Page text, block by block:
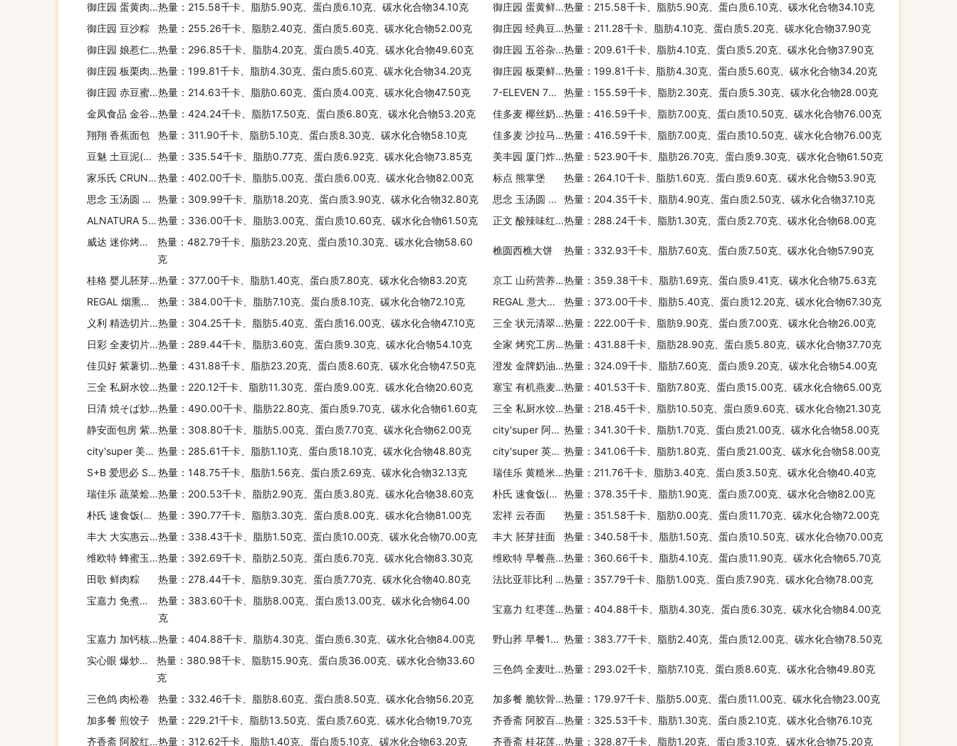
御庄园 蛋黄肉粽热量：215.58千卡、脂肪5.90克、蛋白质6.10克、碳水化合物34.10克 御庄园 蛋黄鲜肉粽热量：215.58千卡、脂肪5.90克、蛋白质6.10克、碳水化合物34.10克
御庄园 豆沙粽
热量：255.26千卡、脂肪2.40克、蛋白质5.60克、碳水化合物52.00克 御庄园 经典豆沙粽热量：211.28千卡、脂肪4.10克、蛋白质5.20克、碳水化合物37.90克
御庄园 娘惹仁芭花生芝麻粽热量：296.85千卡、脂肪4.20克、蛋白质5.40克、碳水化合物49.60克 御庄园 五谷杂粮粽热量：209.61千卡、脂肪4.10克、蛋白质5.20克、碳水化合物37.90克
御庄园 板栗肉粽热量：199.81千卡、脂肪4.30克、蛋白质5.60克、碳水化合物34.20克 御庄园 板栗鲜肉粽热量：199.81千卡、脂肪4.30克、蛋白质5.60克、碳水化合物34.20克
御庄园 赤豆蜜枣粽热量：214.63千卡、脂肪0.60克、蛋白质4.00克、碳水化合物47.50克 7-ELEVEN 7—11 专供全麦面包
热量：155.59千卡、脂肪2.30克、蛋白质5.30克、碳水化合物28.00克
金凤食品 金谷亭 丹麦红豆面包热量：424.24千卡、脂肪17.50克、蛋白质6.80克、碳水化合物53.20克 佳多麦 椰丝奶香包热量：416.59千卡、脂肪7.00克、蛋白质10.50克、碳水化合物76.00克
翔翔 香蕉面包
热量：311.90千卡、脂肪5.10克、蛋白质8.30克、碳水化合物58.10克 佳多麦 沙拉马苏面包热量：416.59千卡、脂肪7.00克、蛋白质10.50克、碳水化合物76.00克
豆魅 土豆泥(爱莎红豆) 热量：335.54千卡、脂肪0.77克、蛋白质6.92克、碳水化合物73.85克 美丰园 厦门炸面线热量：523.90千卡、脂肪26.70克、蛋白质9.30克、碳水化合物61.50克
家乐氏 CRUNCHYNUTFLAKES热量：402.00千卡、脂肪5.00克、蛋白质6.00克、碳水化合物82.00克 标点 熊掌堡
热量：264.10千卡、脂肪1.60克、蛋白质9.60克、碳水化合物53.90克
思念 玉汤圆 经典系列(白玉黑芝麻)
热量：309.99千卡、脂肪18.20克、蛋白质3.90克、碳水化合物32.80克 思念 玉汤圆 水果系列(美玉甜橙)
热量：204.35千卡、脂肪4.90克、蛋白质2.50克、碳水化合物37.10克
ALNATURA 5种谷物麦片热量：336.00千卡、脂肪3.00克、蛋白质10.60克、碳水化合物61.50克 正文 酸辣味红薯粉丝热量：288.24千卡、脂肪1.30克、蛋白质2.70克、碳水化合物68.00克
威达 迷你烤鸡味面包干
热量：482.79千卡、脂肪23.20克、蛋白质10.30克、碳水化合物58.60
克
樵圆西樵大饼 热量：332.93千卡、脂肪7.60克、蛋白质7.50克、碳水化合物57.90克
桂格 婴儿胚芽米粉热量：377.00千卡、脂肪1.40克、蛋白质7.80克、碳水化合物83.20克 京工 山药营养餐热量：359.38千卡、脂肪1.69克、蛋白质9.41克、碳水化合物75.63克
REGAL 烟熏三文鱼烩饭
热量：384.00千卡、脂肪7.10克、蛋白质8.10克、碳水化合物72.10克 REGAL 意大利虾仁螺旋面
热量：373.00千卡、脂肪5.40克、蛋白质12.20克、碳水化合物67.30克
义利 精选切片面包(黑糖红枣)热量：304.25千卡、脂肪5.40克、蛋白质16.00克、碳水化合物47.10克 三全 状元清翠荠菜猪肉水饺热量：222.00千卡、脂肪9.90克、蛋白质7.00克、碳水化合物26.00克
日彩 全麦切片面包热量：289.44千卡、脂肪3.60克、蛋白质9.30克、碳水化合物54.10克 全家 烤究工房可颂面包热量：431.88千卡、脂肪28.90克、蛋白质5.80克、碳水化合物37.70克
佳贝好 紫薯切片热量：431.88千卡、脂肪23.20克、蛋白质8.60克、碳水化合物47.50克 澄发 金牌奶油年轮面包热量：324.09千卡、脂肪7.60克、蛋白质9.20克、碳水化合物54.00克
三全 私厨水饺(茴香笋丁)热量：220.12千卡、脂肪11.30克、蛋白质9.00克、碳水化合物20.60克 塞宝 有机燕麦片(特惠装)热量：401.53千卡、脂肪7.80克、蛋白质15.00克、碳水化合物65.00克
日清 焼そば炒面王热量：490.00千卡、脂肪22.80克、蛋白质9.70克、碳水化合物61.60克 三全 私厨水饺(剁椒鱼肉)热量：218.45千卡、脂肪10.50克、蛋白质9.60克、碳水化合物21.30克
静安面包房 紫米红豆吐司热量：308.80千卡、脂肪5.00克、蛋白质7.70克、碳水化合物62.00克 city'super 阿根廷原产白芸豆 热量：341.30千卡、脂肪1.70克、蛋白质21.00克、碳水化合物58.00克
city'super 美国原产利马豆 热量：285.61千卡、脂肪1.10克、蛋白质18.10克、碳水化合物48.80克 city'super 英国原产牛眼豆 热量：341.06千卡、脂肪1.80克、蛋白质21.00克、碳水化合物58.00克
S+B 爱思必 S+B 五谷健康即食米饭热量：148.75千卡、脂肪1.56克、蛋白质2.69克、碳水化合物32.13克 瑞佳乐 黄糙米烩饭热量：211.76千卡、脂肪3.40克、蛋白质3.50克、碳水化合物40.40克
瑞佳乐 蔬菜烩饭热量：200.53千卡、脂肪2.90克、蛋白质3.80克、碳水化合物38.60克 朴氏 速食饭(海鲜味) 热量：378.35千卡、脂肪1.90克、蛋白质7.00克、碳水化合物82.00克
朴氏 速食饭(咖喱鸡味) 热量：390.77千卡、脂肪3.30克、蛋白质8.00克、碳水化合物81.00克 宏祥 云吞面
热量：351.58千卡、脂肪0.00克、蛋白质11.70克、碳水化合物72.00克
丰大 大实惠云片面热量：338.43千卡、脂肪1.50克、蛋白质10.00克、碳水化合物70.00克 丰大 胚芽挂面
热量：340.58千卡、脂肪1.50克、蛋白质10.50克、碳水化合物70.00克
维欧特 蜂蜜玉米球热量：392.69千卡、脂肪2.50克、蛋白质6.70克、碳水化合物83.30克 维欧特 早餐燕麦片热量：360.66千卡、脂肪4.10克、蛋白质11.90克、碳水化合物65.70克
田歌 鲜肉粽
热量：278.44千卡、脂肪9.30克、蛋白质7.70克、碳水化合物40.80克 法比亚菲比利 速食玉米面粉热量：357.79千卡、脂肪1.00克、蛋白质7.90克、碳水化合物78.00克
宝嘉力 免煮即食燕麦片
热量：383.60千卡、脂肪8.00克、蛋白质13.00克、碳水化合物64.00
克
宝嘉力 红枣莲子燕麦片热量：404.88千卡、脂肪4.30克、蛋白质6.30克、碳水化合物84.00克
宝嘉力 加钙核桃燕麦片热量：404.88千卡、脂肪4.30克、蛋白质6.30克、碳水化合物84.00克 野山荞 早餐100%纯荞麦片 热量：383.77千卡、脂肪2.40克、蛋白质12.00克、碳水化合物78.50克
实心眼 爆炒黑豆
热量：380.98千卡、脂肪15.90克、蛋白质36.00克、碳水化合物33.60
克
三色鸽 全麦吐司热量：293.02千卡、脂肪7.10克、蛋白质8.60克、碳水化合物49.80克
三色鸽 肉松卷 热量：332.46千卡、脂肪8.60克、蛋白质8.50克、碳水化合物56.20克 加多餐 脆软骨棒饺子热量：179.97千卡、脂肪5.00克、蛋白质11.00克、碳水化合物23.00克
加多餐 煎饺子
热量：229.21千卡、脂肪13.50克、蛋白质7.60克、碳水化合物19.70克 齐香斋 阿胶百合藕粉热量：325.53千卡、脂肪1.30克、蛋白质2.10克、碳水化合物76.10克
齐香斋 阿胶红枣麦片热量：312.62千卡、脂肪1.40克、蛋白质5.10克、碳水化合物63.20克 齐香斋 桂花莲子藕粉热量：328.87千卡、脂肪1.20克、蛋白质3.10克、碳水化合物75.20克